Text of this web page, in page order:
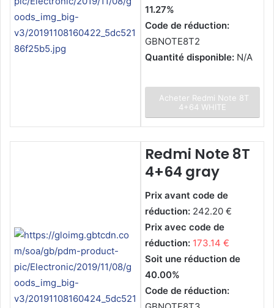
11.27%
Code de réduction:
GBNOTE8T2
Quantité disponible: N/A
Acheter Redmi Note 8T
4+64 WHITE
Redmi Note 8T
4+64 gray
Prix avant code de
réduction: 242.20 €
Prix avec code de
réduction: 173.14 €
Soit une réduction de
40.00%
Code de réduction: